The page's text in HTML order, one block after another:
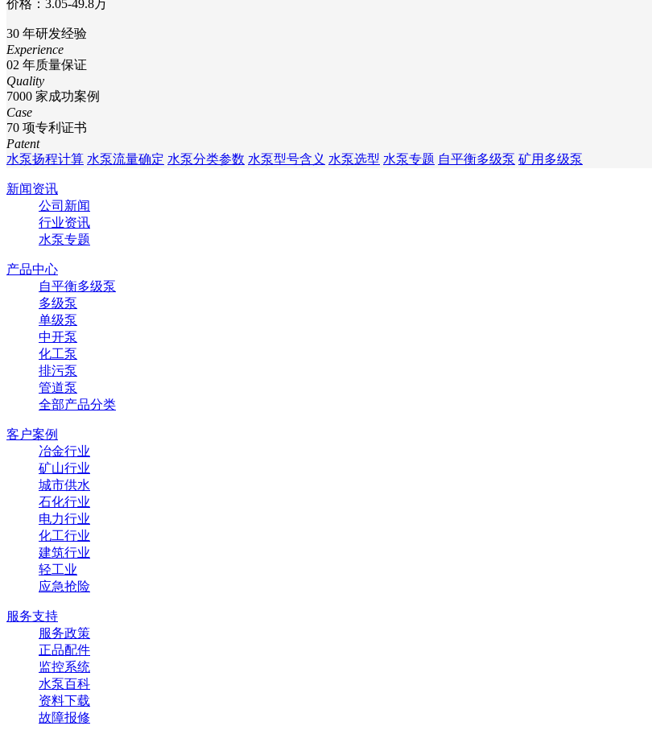
价格：3.05-49.8万
30 年研发经验
Experience
02 年质量保证
Quality
7000 家成功案例
Case
70 项专利证书
Patent
水泵扬程计算 水泵流量确定 水泵分类参数 水泵型号含义 水泵选型 水泵专题 自平衡多级泵 矿用多级泵
新闻资讯
公司新闻
行业资讯
水泵专题
产品中心
自平衡多级泵
多级泵
单级泵
中开泵
化工泵
排污泵
管道泵
全部产品分类
客户案例
冶金行业
矿山行业
城市供水
石化行业
电力行业
化工行业
建筑行业
轻工业
应急抢险
服务支持
服务政策
正品配件
监控系统
水泵百科
资料下载
故障报修